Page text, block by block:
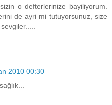
o defterlerinize bayiliyorum.
de ayri mi tutuyorsunuz, size
2010 00:30